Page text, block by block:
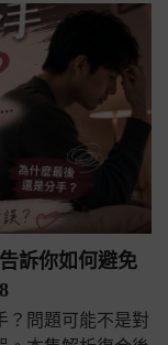
訴你如何避免
？問題可能不是對